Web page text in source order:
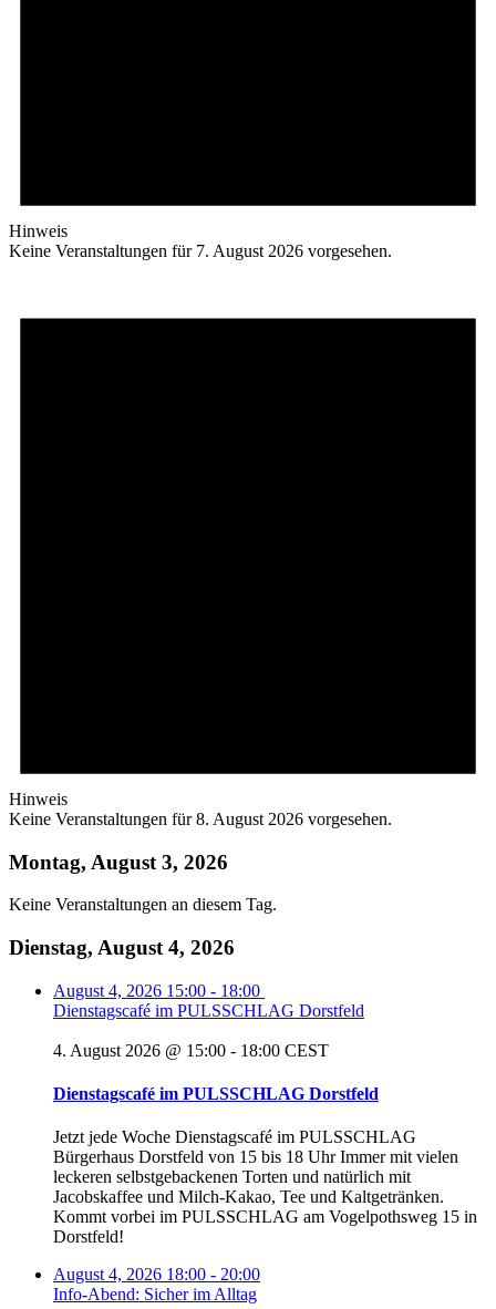
Hinweis
Keine Veranstaltungen für 7. August 2026 vorgesehen.
Hinweis
Keine Veranstaltungen für 8. August 2026 vorgesehen.
Montag, August 3, 2026
Keine Veranstaltungen an diesem Tag.
Dienstag, August 4, 2026
August 4, 2026 15:00 - 18:00
Dienstagscafé im PULSSCHLAG Dorstfeld
4. August 2026 @ 15:00 - 18:00 CEST
Dienstagscafé im PULSSCHLAG Dorstfeld
Jetzt jede Woche Dienstagscafé im PULSSCHLAG
Bürgerhaus Dorstfeld von 15 bis 18 Uhr Immer mit vielen
leckeren selbstgebackenen Torten und natürlich mit
Jacobskaffee und Milch-Kakao, Tee und Kaltgetränken.
Kommt vorbei im PULSSCHLAG am Vogelpothsweg 15 in
Dorstfeld!
August 4, 2026 18:00 - 20:00
Info-Abend: Sicher im Alltag